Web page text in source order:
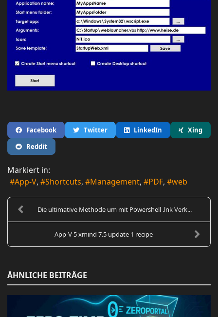
Facebook Twitter LinkedIn
Xing
Reddit
Markiert in:
App-V
Shortcuts Management PDF web
Die ultimative Methode um mit Powershell .lnk Verk...
App-V 5 xmind 7.5 update 1 recipe
ÄHNLICHE BEITRÄGE